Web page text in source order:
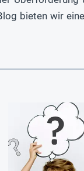
bieten wir